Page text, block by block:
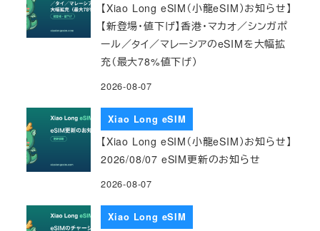
【Xiao Long eSIM（小龍eSIM）お知らせ】
【新登場・値下げ】香港・マカオ／シンガポ
ール／タイ／マレーシアのeSIMを大幅拡
充（最大78%値下げ）
2026-08-07
Xiao Long eSIM
【Xiao Long eSIM（小龍eSIM）お知らせ】
2026/08/07 eSIM更新のお知らせ
2026-08-07
Xiao Long eSIM